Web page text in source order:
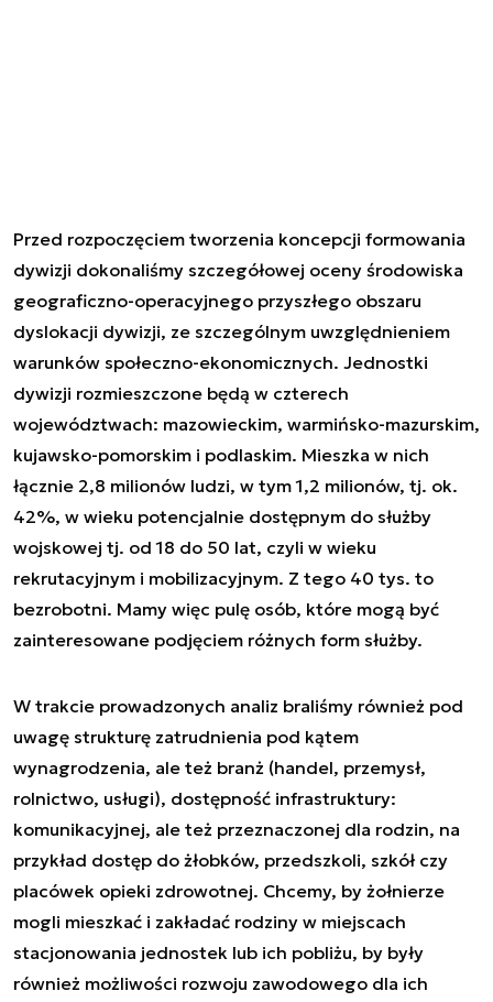
Przed rozpoczęciem tworzenia koncepcji formowania
dywizji dokonaliśmy szczegółowej oceny środowiska
geograficzno-operacyjnego przyszłego obszaru
dyslokacji dywizji, ze szczególnym uwzględnieniem
warunków społeczno-ekonomicznych. Jednostki
dywizji rozmieszczone będą w czterech
województwach: mazowieckim, warmińsko-mazurskim,
kujawsko-pomorskim i podlaskim. Mieszka w nich
łącznie 2,8 milionów ludzi, w tym 1,2 milionów, tj. ok.
42%, w wieku potencjalnie dostępnym do służby
wojskowej tj. od 18 do 50 lat, czyli w wieku
rekrutacyjnym i mobilizacyjnym. Z tego 40 tys. to
bezrobotni. Mamy więc pulę osób, które mogą być
zainteresowane podjęciem różnych form służby.
W trakcie prowadzonych analiz braliśmy również pod
uwagę strukturę zatrudnienia pod kątem
wynagrodzenia, ale też branż (handel, przemysł,
rolnictwo, usługi), dostępność infrastruktury:
komunikacyjnej, ale też przeznaczonej dla rodzin, na
przykład dostęp do żłobków, przedszkoli, szkół czy
placówek opieki zdrowotnej. Chcemy, by żołnierze
mogli mieszkać i zakładać rodziny w miejscach
stacjonowania jednostek lub ich pobliżu, by były
również możliwości rozwoju zawodowego dla ich